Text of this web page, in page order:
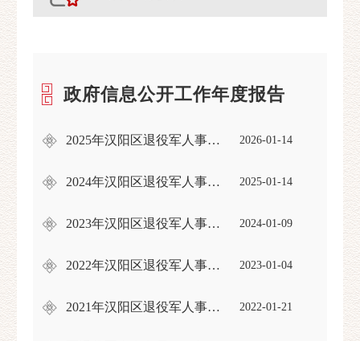
政府信息公开工作年度报告
2025年汉阳区退役军人事务局政府信息公开工作年度报告 2026-01-14
2024年汉阳区退役军人事务局政府信息公开工作年度报告 2025-01-14
2023年汉阳区退役军人事务局政府信息公开工作年度报告 2024-01-09
2022年汉阳区退役军人事务局政府信息公开工作年度报告 2023-01-04
2021年汉阳区退役军人事务局政府信息公开年度报告 2022-01-21